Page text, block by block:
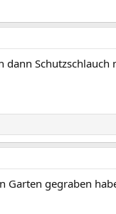
Garten gegraben